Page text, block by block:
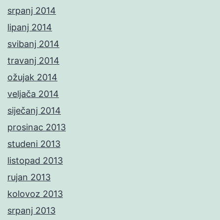
srpanj 2014
lipanj 2014
svibanj 2014
travanj 2014
ožujak 2014
veljača 2014
siječanj 2014
prosinac 2013
studeni 2013
listopad 2013
rujan 2013
kolovoz 2013
srpanj 2013